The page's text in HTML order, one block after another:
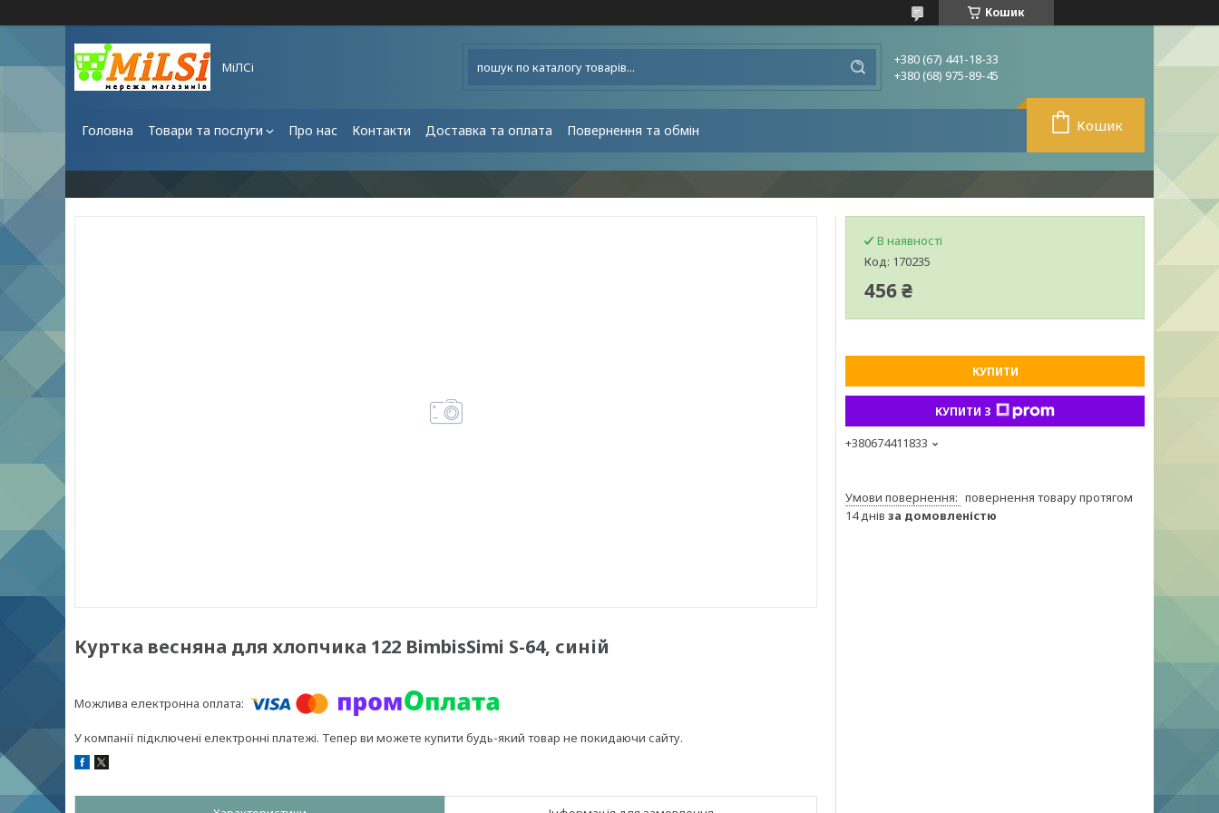
Кошик
МіЛСі
+380 (67) 441-18-33
+380 (68) 975-89-45
Головна Товари та послуги Про нас Контакти Доставка та оплата Повернення та обмін Кошик
Куртка весняна для хлопчика 122 BimbisSimi S-64, синій
У компанії підключені електронні платежі. Тепер ви можете купити будь-який товар не покидаючи сайту.
В наявності
Код: 170235
456 ₴
КУПИТИ
КУПИТИ З
+380674411833
повернення товару протягом
14 днів за домовленістю